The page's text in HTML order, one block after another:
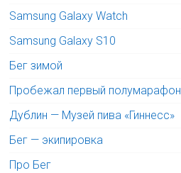
Samsung Galaxy Watch
Samsung Galaxy S10
Бег зимой
Пробежал первый полумарафон
Дублин — Музей пива «Гиннесс»
Бег — экипировка
Про Бег